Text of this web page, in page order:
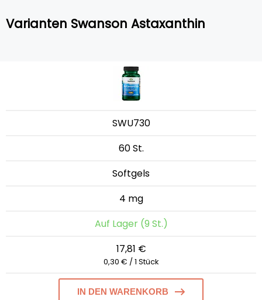
Varianten Swanson Astaxanthin
SWU730
60 St.
Softgels
4 mg
Auf Lager (9 St.)
17,81 €
0,30 € / 1 Stück
IN DEN WARENKORB